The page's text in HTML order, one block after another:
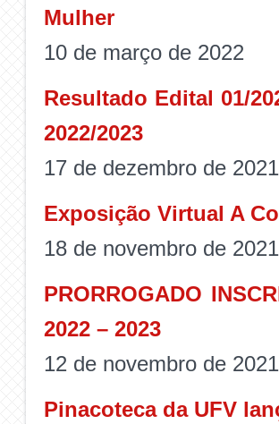
Mulher
10 de março de 2022
Resultado Edital 01/
2022/2023
17 de dezembro de 2021
Exposição Virtual A
18 de novembro de 2021
PRORROGADO
2022 – 2023
12 de novembro de 2021
Pinacoteca da UFV